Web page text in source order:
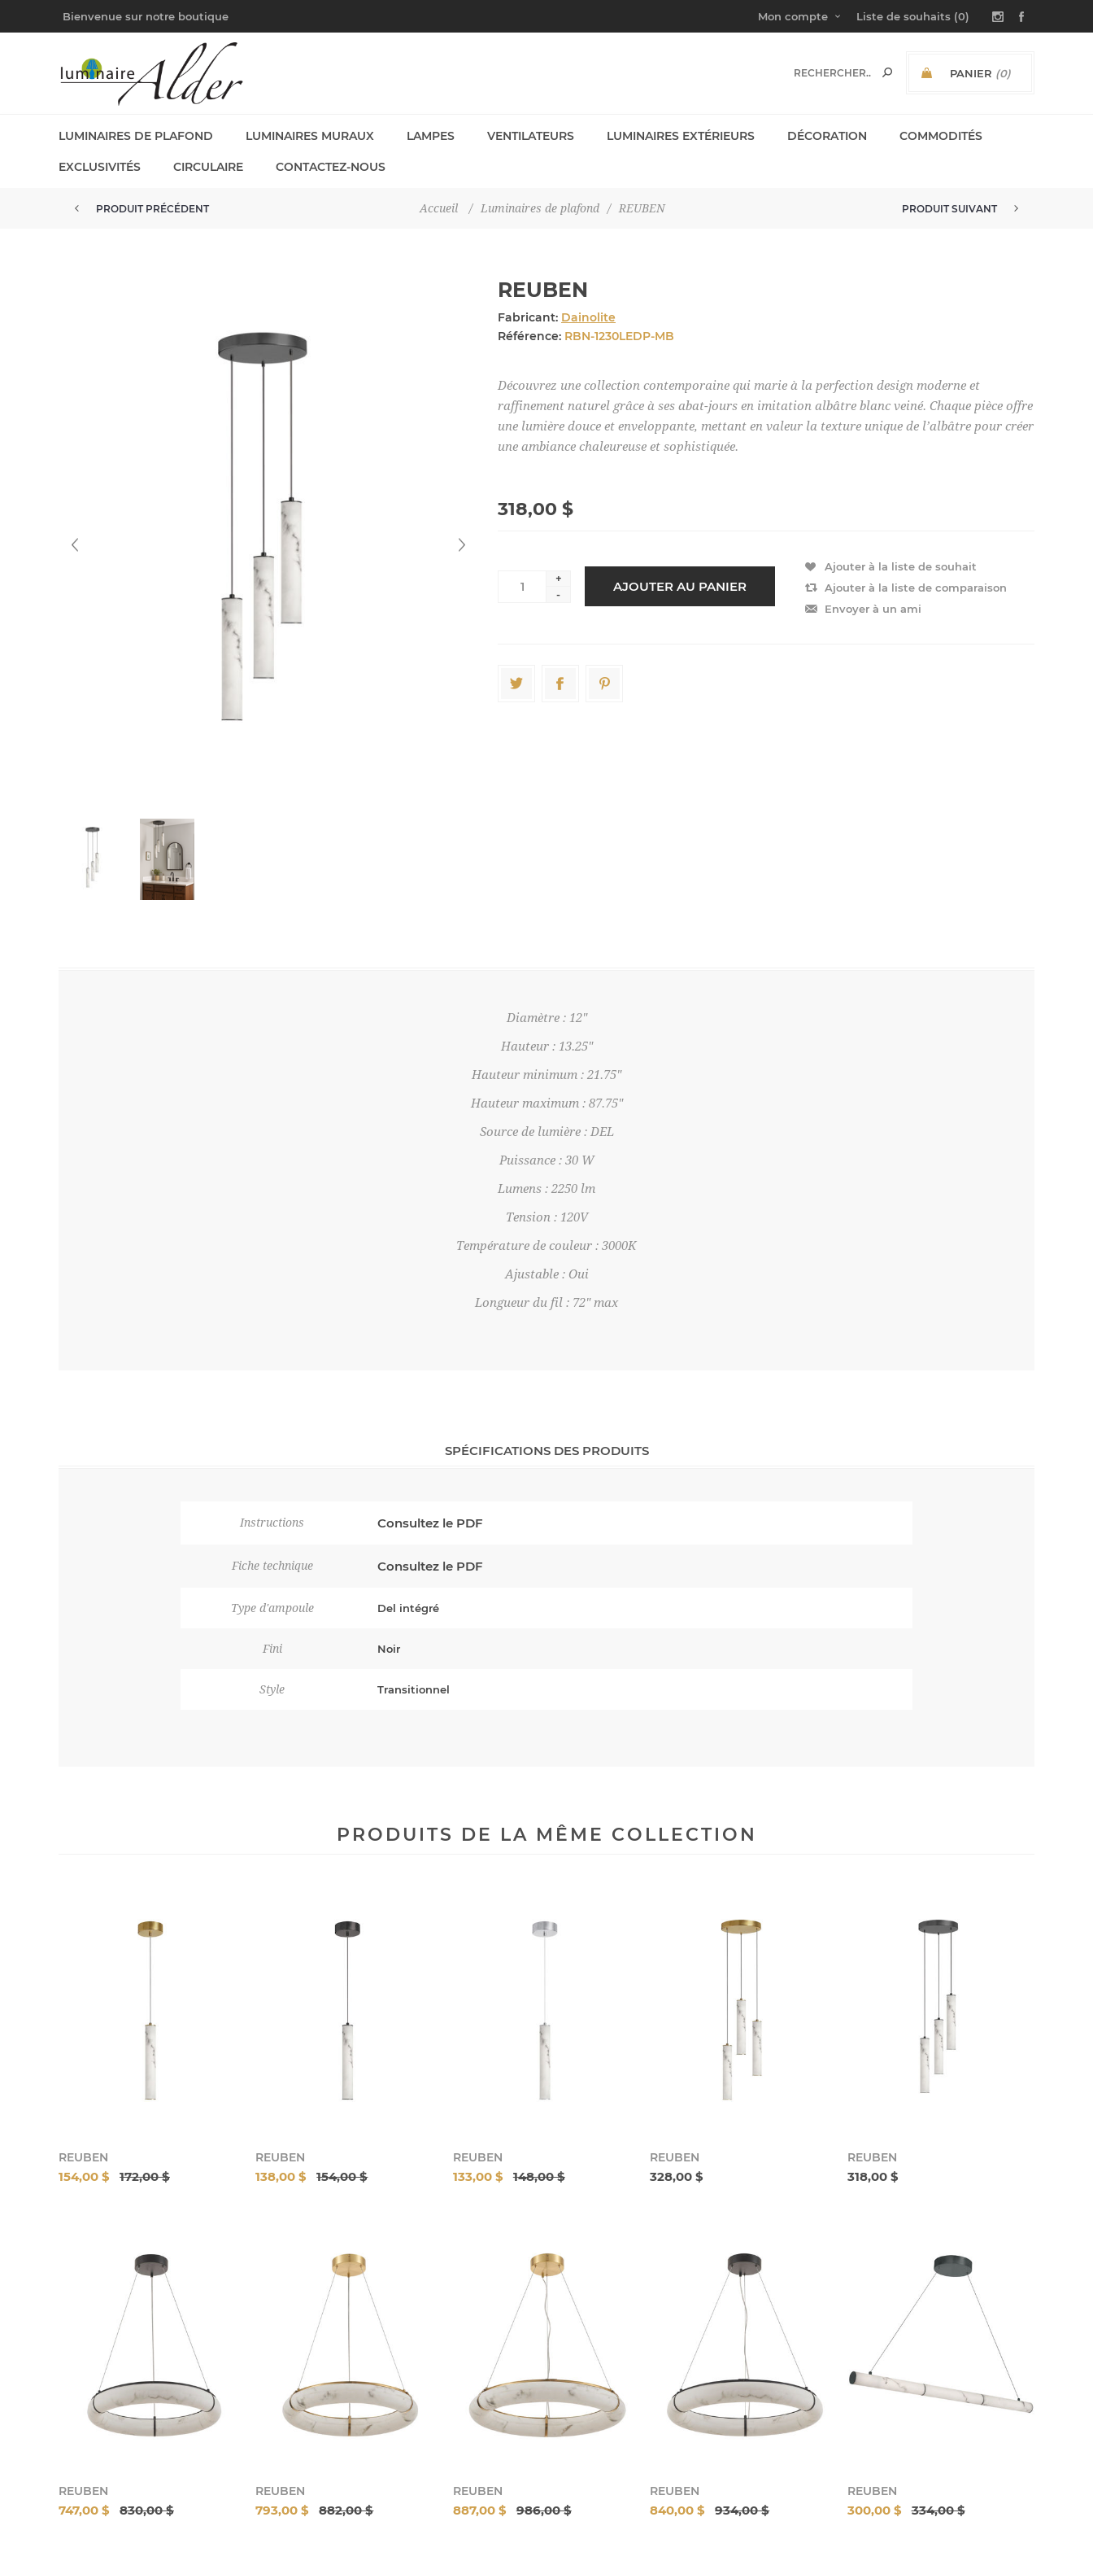
Bienvenue sur notre boutique Mon compte Liste de souhaits (0)
PANIER (0)
LUMINAIRES DE PLAFOND LUMINAIRES MURAUX LAMPES VENTILATEURS LUMINAIRES EXTÉRIEURS DÉCORATION COMMODITÉS
EXCLUSIVITÉS CIRCULAIRE CONTACTEZ-NOUS
Accueil / Luminaires de plafond / REUBEN
PRODUIT PRÉCÉDENT PRODUIT SUIVANT
REUBEN
Fabricant: Dainolite
Référence: RBN-1230LEDP-MB
Découvrez une collection contemporaine qui marie à la perfection design moderne et
raffinement naturel grâce à ses abat-jours en imitation albâtre blanc veiné. Chaque pièce offre
une lumière douce et enveloppante, mettant en valeur la texture unique de l’albâtre pour créer
une ambiance chaleureuse et sophistiquée.
318,00 $
+
-
Diamètre : 12"
Hauteur : 13.25"
Hauteur minimum : 21.75"
Hauteur maximum : 87.75"
Source de lumière : DEL
Puissance : 30 W
Lumens : 2250 lm
Tension : 120V
Température de couleur : 3000K
Ajustable : Oui
Longueur du fil : 72" max
SPÉCIFICATIONS DES PRODUITS
Instructions Consultez le PDF
Fiche technique Consultez le PDF
Type d'ampoule Del intégré
Fini Noir
Style Transitionnel
PRODUITS DE LA MÊME COLLECTION
REUBEN
154,00 $ 172,00 $
REUBEN
138,00 $ 154,00 $
REUBEN
133,00 $ 148,00 $
REUBEN
328,00 $
REUBEN
318,00 $
REUBEN
747,00 $ 830,00 $
REUBEN
793,00 $ 882,00 $
REUBEN
887,00 $ 986,00 $
REUBEN
840,00 $ 934,00 $
REUBEN
300,00 $ 334,00 $